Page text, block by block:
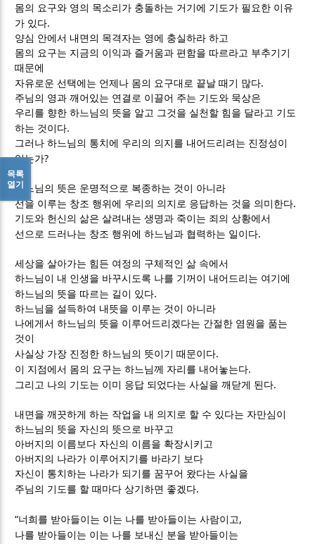
몸의 요구와 영의 목소리가 충돌하는 거기에 기도가 필요한 이유
가 있다.
양심 안에서 내면의 목격자는 영에 충실하라 하고
몸의 요구는 지금의 이익과 즐거움과 편함을 따르라고 부추기기
때문에
자유로운 선택에는 언제나 몸의 요구대로 끝날 때기 많다.
주님의 영과 깨어있는 연결로 이끌어 주는 기도와 묵상은
우리를 향한 하느님의 뜻을 알고 그것을 실천할 힘을 달라고 기도
하는 것이다.
그러나 하느님의 통치에 우리의 의지를 내어드리려는 진정성이
있는가?
하느님의 뜻은 운명적으로 복종하는 것이 아니라
선을 이루는 창조 행위에 우리의 의지로 응답하는 것을 의미한다.
기도와 헌신의 삶은 살려내는 생명과 죽이는 죄의 상황에서
선으로 드러나는 창조 행위에 하느님과 협력하는 일이다.
세상을 살아가는 힘든 여정의 구체적인 삶 속에서
하느님이 내 인생을 바꾸시도록 나를 기꺼이 내어드리는 여기에
하느님의 뜻을 따르는 길이 있다.
하느님을 설득하여 내뜻을 이루는 것이 아니라
나에게서 하느님의 뜻을 이루어드리겠다는 간절한 염원을 품는
것이
사실상 가장 진정한 하느님의 뜻이기 때문이다.
이 지점에서 몸의 요구는 하느님께 자리를 내어놓는다.
그리고 나의 기도는 이미 응답 되었다는 사실을 깨닫게 된다.
내면을 깨끗하게 하는 작업을 내 의지로 할 수 있다는 자만심이
하느님의 뜻을 자신의 뜻으로 바꾸고
아버지의 이름보다 자신의 이름을 확장시키고
아버지의 나라가 이루어지기를 바라기 보다
자신이 통치하는 나라가 되기를 꿈꾸어 왔다는 사실을
주님의 기도를 할 때마다 상기하면 좋겠다.
“너희를 받아들이는 이는 나를 받아들이는 사람이고 ,
나를 받아들이는 이는 나를 보내신 분을 받아들이는
목록
열기